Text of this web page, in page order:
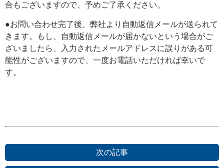
合もございますので、予めご了承ください。
●お問い合わせ完了後、弊社より自動返信メールが送られて
きます。もし、自動返信メールが届かないという場合がご
ざいましたら、入力されたメールアドレスに誤りがある可
能性がございますので、一度お電話いただければ幸いで
す。
次の記事